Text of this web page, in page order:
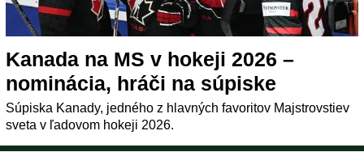
Kanada na MS v hokeji 2026 –
nominácia, hráči na súpiske
Súpiska Kanady, jedného z hlavných favoritov Majstrovstiev
sveta v ľadovom hokeji 2026.